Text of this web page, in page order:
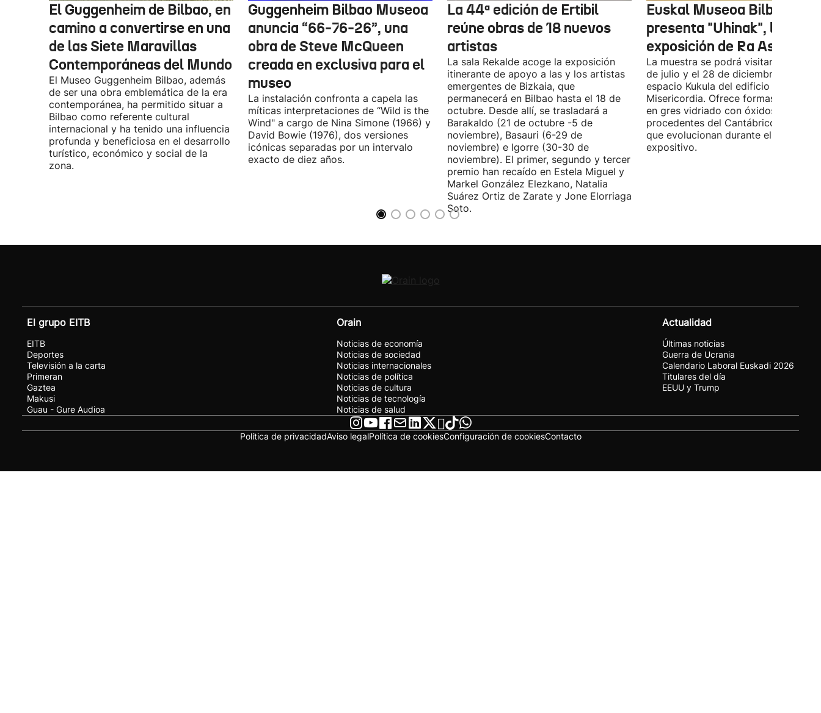
El Guggenheim de Bilbao, en
camino a convertirse en una
de las Siete Maravillas
Contemporáneas del Mundo
El Museo Guggenheim Bilbao, además
de ser una obra emblemática de la era
contemporánea, ha permitido situar a
Bilbao como referente cultural
internacional y ha tenido una influencia
profunda y beneficiosa en el desarrollo
turístico, económico y social de la
zona.
Guggenheim Bilbao Museoa
anuncia “66-76-26”, una
obra de Steve McQueen
creada en exclusiva para el
museo
La instalación confronta a capela las
míticas interpretaciones de “Wild is the
Wind" a cargo de Nina Simone (1966) y
David Bowie (1976), dos versiones
icónicas separadas por un intervalo
exacto de diez años.
La 44ª edición de Ertibil
reúne obras de 18 nuevos
artistas
La sala Rekalde acoge la exposición
itinerante de apoyo a las y los artistas
emergentes de Bizkaia, que
permanecerá en Bilbao hasta el 18 de
octubre. Desde allí, se trasladará a
Barakaldo (21 de octubre -5 de
noviembre), Basauri (6-29 de
noviembre) e Igorre (30-30 de
noviembre). El primer, segundo y tercer
premio han recaído en Estela Miguel y
Markel González Elezkano, Natalia
Suárez Ortiz de Zarate y Jone Elorriaga
Soto.
Euskal Museoa Bilbao
presenta "Uhinak", la
exposición de Ra Asensi
La muestra se podrá visitar entre el 8
de julio y el 28 de diciembre en el
espacio Kukula del edificio
Misericordia. Ofrece formas
en gres vidriado con óxidos y algas
procedentes del Cantábrico,
que evolucionan durante el periodo
expositivo.
El grupo EITB
EITB
Deportes
Televisión a la carta
Primeran
Gaztea
Makusi
Guau - Gure Audioa
Orain
Noticias de economía
Noticias de sociedad
Noticias internacionales
Noticias de política
Noticias de cultura
Noticias de tecnología
Noticias de salud
Actualidad
Últimas noticias
Guerra de Ucrania
Calendario Laboral Euskadi 2026
Titulares del día
EEUU y Trump
Política de privacidadAviso legalPolítica de cookiesConfiguración de cookiesContacto